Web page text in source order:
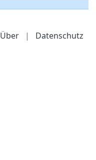
Über | Datenschutz